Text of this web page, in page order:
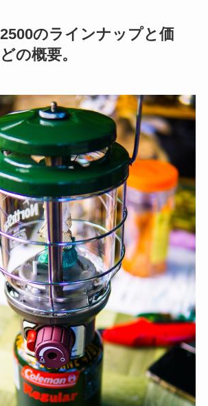
のラインナップと価
の概要。